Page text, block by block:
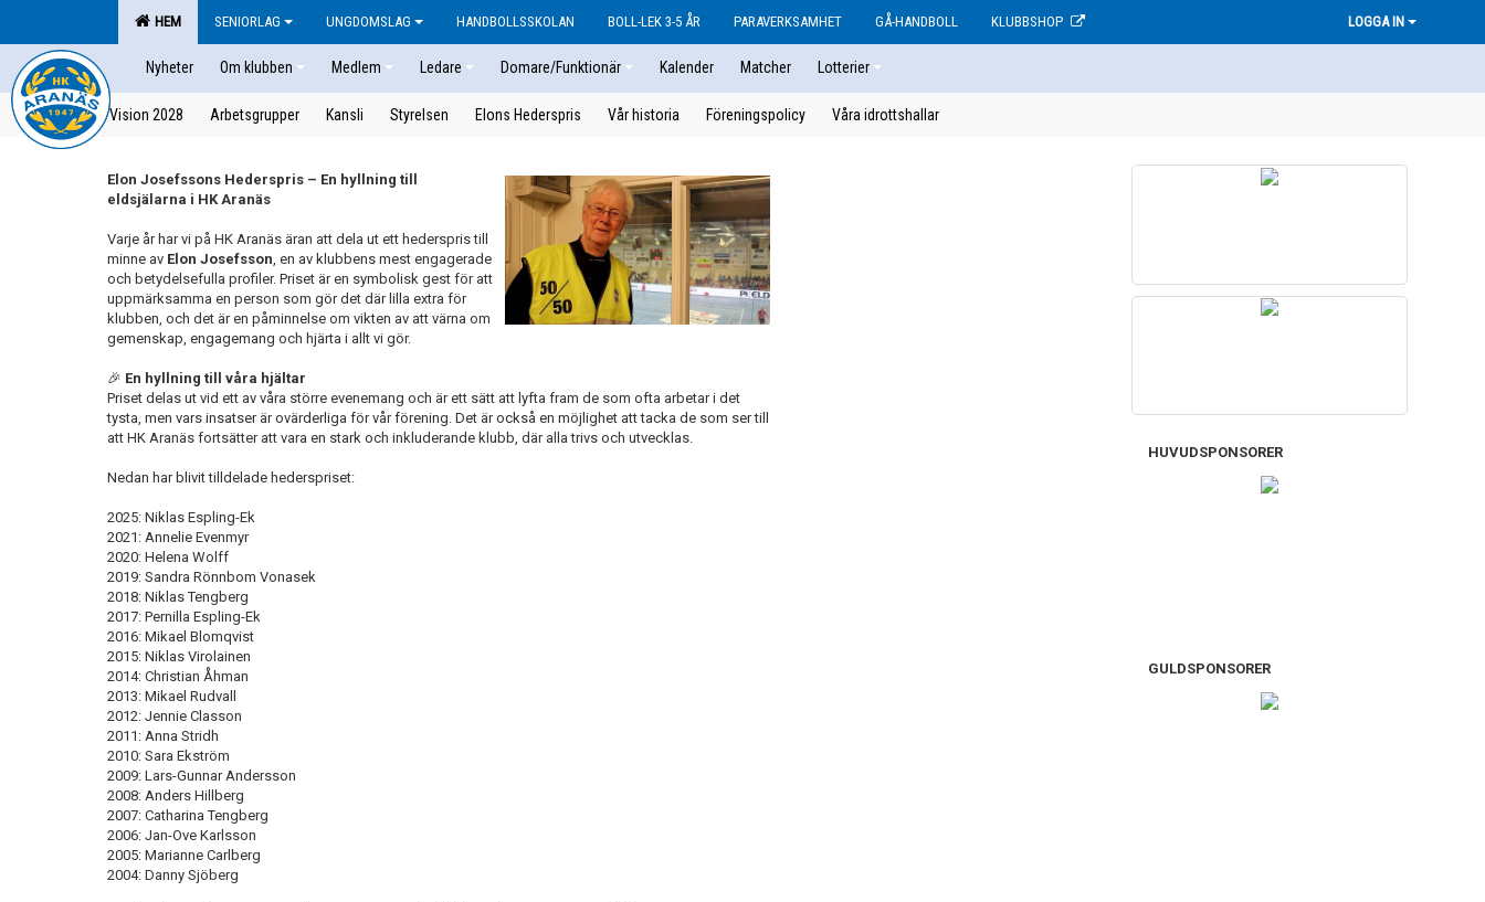
HEM SENIORLAG UNGDOMSLAG HANDBOLLSSKOLAN BOLL-LEK 3-5 ÅR PARAVERKSAMHET GÅ-HANDBOLL KLUBBSHOP LOGGA IN
Nyheter Om klubben Medlem Ledare Domare/Funktionär Kalender Matcher Lotterier
Vision 2028 Arbetsgrupper Kansli Styrelsen Elons Hederspris Vår historia Föreningspolicy Våra idrottshallar
Elon Josefssons Hederspris – En hyllning till
eldsjälarna i HK Aranäs
Varje år har vi på HK Aranäs äran att dela ut ett hederspris till
minne av Elon Josefsson, en av klubbens mest engagerade
och betydelsefulla profiler. Priset är en symbolisk gest för att
uppmärksamma en person som gör det där lilla extra för
klubben, och det är en påminnelse om vikten av att värna om
gemenskap, engagemang och hjärta i allt vi gör.
🎉 En hyllning till våra hjältar
Priset delas ut vid ett av våra större evenemang och är ett sätt att lyfta fram de som ofta arbetar i det
tysta, men vars insatser är ovärderliga för vår förening. Det är också en möjlighet att tacka de som ser till
att HK Aranäs fortsätter att vara en stark och inkluderande klubb, där alla trivs och utvecklas.
Nedan har blivit tilldelade hederspriset:
2025: Niklas Espling-Ek
2021: Annelie Evenmyr
2020: Helena Wolff
2019: Sandra Rönnbom Vonasek
2018: Niklas Tengberg
2017: Pernilla Espling-Ek
2016: Mikael Blomqvist
2015: Niklas Virolainen
2014: Christian Åhman
2013: Mikael Rudvall
2012: Jennie Classon
2011: Anna Stridh
2010: Sara Ekström
2009: Lars-Gunnar Andersson
2008: Anders Hillberg
2007: Catharina Tengberg
2006: Jan-Ove Karlsson
2005: Marianne Carlberg
2004: Danny Sjöberg
HUVUDSPONSORER
GULDSPONSORER